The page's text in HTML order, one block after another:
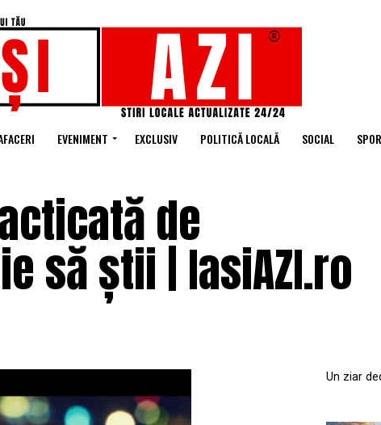
EVENIMENT EXCLUSIV POLITICĂ LOCALĂ SOCIAL
de
să știi | IasiAZI.ro
Un ziar